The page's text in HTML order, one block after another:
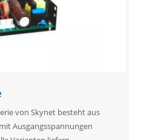
von Skynet besteht aus
Ausgangsspannungen